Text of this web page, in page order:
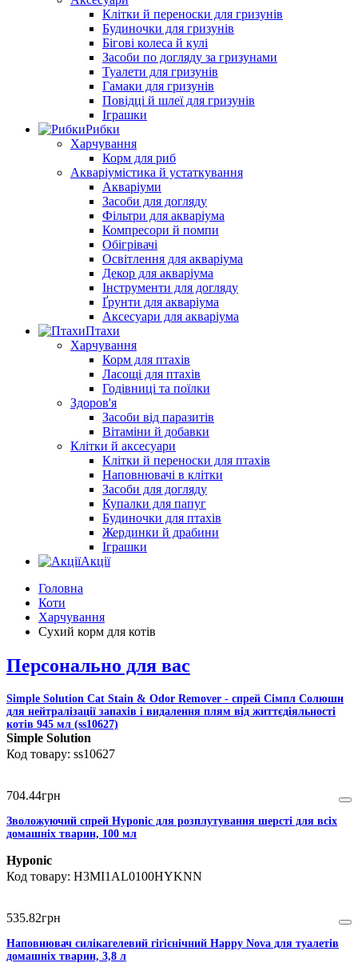
Клітки й переноски для гризунів
Будиночки для гризунів
Бігові колеса й кулі
Засоби по догляду за гризунами
Туалети для гризунів
Гамаки для гризунів
Повідці й шлеї для гризунів
Іграшки
Рибки
Харчування
Корм для риб
Акваріумістика й устаткування
Акваріуми
Засоби для догляду
Фільтри для акваріума
Компресори й помпи
Обігрівачі
Освітлення для акваріума
Декор для акваріума
Інструменти для догляду
Ґрунти для акваріума
Аксесуари для акваріума
Птахи
Харчування
Корм для птахів
Ласощі для птахів
Годівниці та поїлки
Здоров'я
Засоби від паразитів
Вітаміни й добавки
Клітки й аксесуари
Клітки й переноски для птахів
Наповнювачі в клітки
Засоби для догляду
Купалки для папуг
Будиночки для птахів
Жердинки й драбини
Іграшки
Акції
Головна
Коти
Харчування
Сухий корм для котів
Персонально для вас
Simple Solution Cat Stain & Odor Remover - спрей Сімпл Солюшн
для нейтралізації запахів і видалення плям від життєдіяльності
котів 945 мл (ss10627)
Simple Solution
ss10627
704.44грн
Зволожуючий спрей Hyponic для розплутування шерсті для всіх
домашніх тварин, 100 мл
Hyponic
H3MI1AL0100HYKNN
535.82грн
Наповнювач силікагелевий гігієнічний Happy Nova для туалетів
домашніх тварин, 3,8 л